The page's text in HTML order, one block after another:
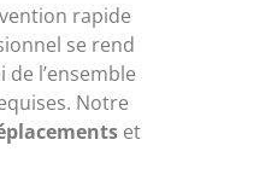
rapide
se rend
l’ensemble
Notre
et